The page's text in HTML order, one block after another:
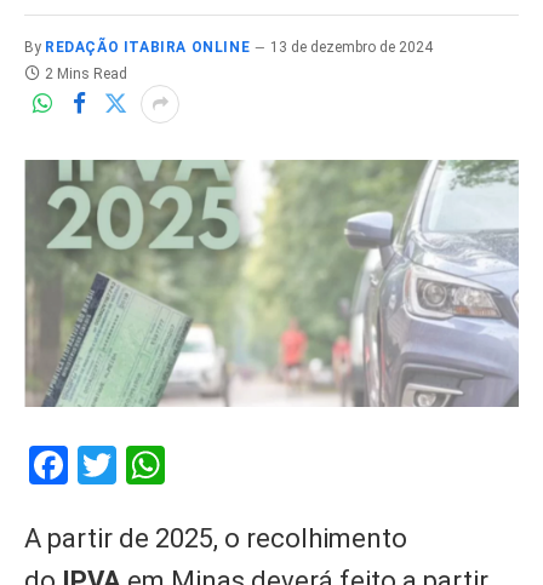
By REDAÇÃO ITABIRA ONLINE
13 de dezembro de 2024
2 Mins Read
Facebook
Twitter
A partir de 2025, o recolhimento